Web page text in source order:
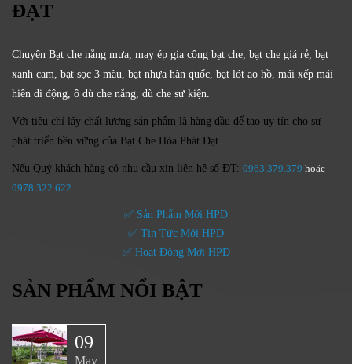
ĐẠT
Chuyên Bạt che nắng mưa, may ép gia công bạt che, bạt che giá rẻ, bạt
xanh cam, bạt sọc 3 màu, bạt nhựa hàn quốc, bạt lót ao hồ, mái xếp mái
hiên di động, ô dù che nắng, dù che sự kiện.
Với tiêu chí lấy chất lượng sản phẩm là hàng đầu để tạo uy tín cho sự
phát triển bền vững của Bạt Che Hòa Phát Đạt.
Nếu Quý khách hàng có nhu cầu xin liên hệ số ĐT: 0963.379.379 hoặc
0978.322.622
✅ Sản Phẩm Mới HPD
✅ Tin Tức Mới HPD
✅ Hoạt Động Mới HPD
SẢN PHẨM NỔI BẬT
09
May